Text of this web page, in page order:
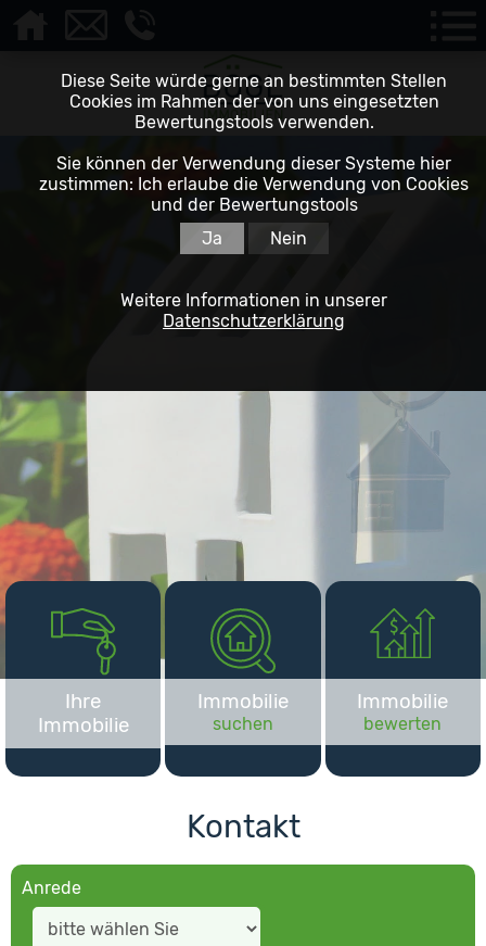
Ihre
Immobilie
Immobilie
suchen
Immobilie
bewerten
Kontakt
Anrede
Diese Seite würde gerne an bestimmten Stellen
Cookies im Rahmen der von uns eingesetzten
Bewertungstools verwenden.
Sie können der Verwendung dieser Systeme hier
zustimmen: Ich erlaube die Verwendung von Cookies
und der Bewertungstools
Ja
Nein
Weitere Informationen in unserer
Datenschutzerklärung